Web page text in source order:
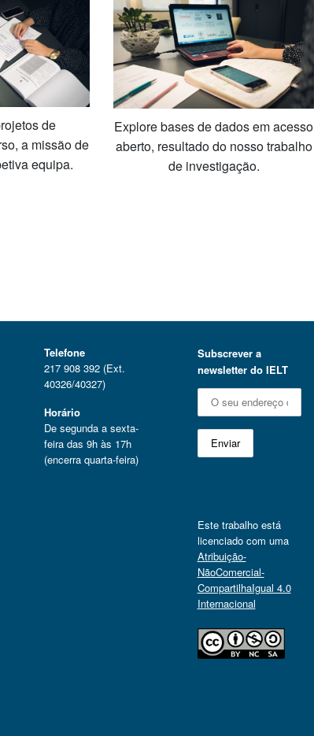
de
a missão de
equipa.
Explore bases de dados em acesso
aberto, resultado do nosso trabalho
de investigação.
Telefone
217 908 392 (Ext.
40326/40327)
Horário
De segunda a sexta-
feira das 9h às 17h
(encerra quarta-feira)
Subscrever a
newsletter do IELT
Este trabalho está
licenciado com uma
Atribuição-
NãoComercial-
CompartilhaIgual 4.0
Internacional